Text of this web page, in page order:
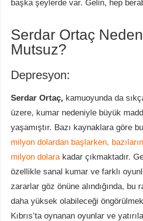
başka şeylerde var. Gelin, hep
Serdar Ortaç
Mutsuz?
Depresyon:
Serdar Ortaç, kamuoyunda da
üzere, kumar nedeniyle büyük
yaşamıştır. Bazı kaynaklara göre
milyon dolardan başlarken,
milyon dolara kadar çıkmaktadır.
özellikle sanal kumar ve farklı
zararlar göz önüne alındığında, bu
daha yüksek olabileceği
Kıbrıs’ta oynanan oyunlar ve